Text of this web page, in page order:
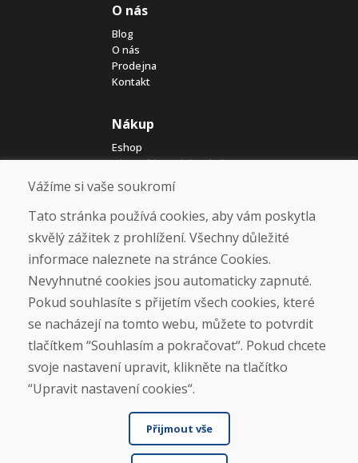
O nás
Blog
O nás
Prodejna
Kontakt
Nákup
Eshop
Jak posíláme elektrokola
Obchodní podmínky
Doprava
Platba
Vrácení a výměna zboží
Ochrana osobních údajů
Cookies
Sociální sítě
Vážíme si vaše soukromí
Tato stránka používá cookies, aby vám poskytla
skvělý zážitek z prohlížení. Všechny důležité
informace naleznete na stránce Cookies.
Nevyhnutné cookies jsou automaticky zapnuté.
Pokud souhlasíte s přijetím všech cookies, které
se nacházejí na tomto webu, můžete to potvrdit
tlačítkem “Souhlasím a pokračovat“. Pokud chcete
svoje nastavení upravit, klikněte na tlačítko
“Upravit nastavení cookies“.
Přijmout vše